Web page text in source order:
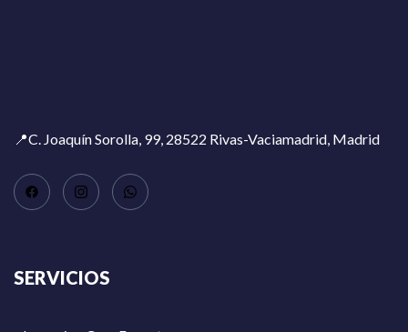
📍C. Joaquín Sorolla, 99, 28522 Rivas-Vaciamadrid, Madrid
SERVICIOS